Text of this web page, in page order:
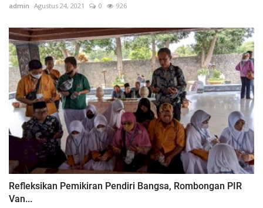
admin Agustus 24, 2021 0 926
Refleksikan Pemikiran Pendiri Bangsa, Rombongan PIR
Van...